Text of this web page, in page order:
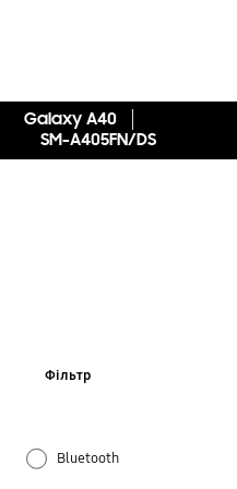
Galaxy A40
SM-A405FN/DS
Фільтр
Bluetooth